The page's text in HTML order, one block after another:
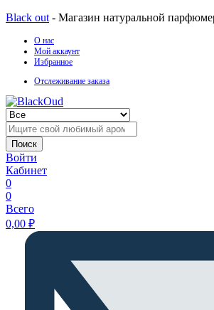
Black out - Магазин натуральной
О нас
Мой аккаунт
Избранное
Отслеживание заказа
Поиск
Войти
Кабинет
0
0
Всего
0,00 ₽